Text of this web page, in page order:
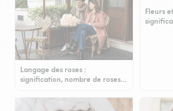
Langage des roses :
signification, nombre de roses…
Fleurs